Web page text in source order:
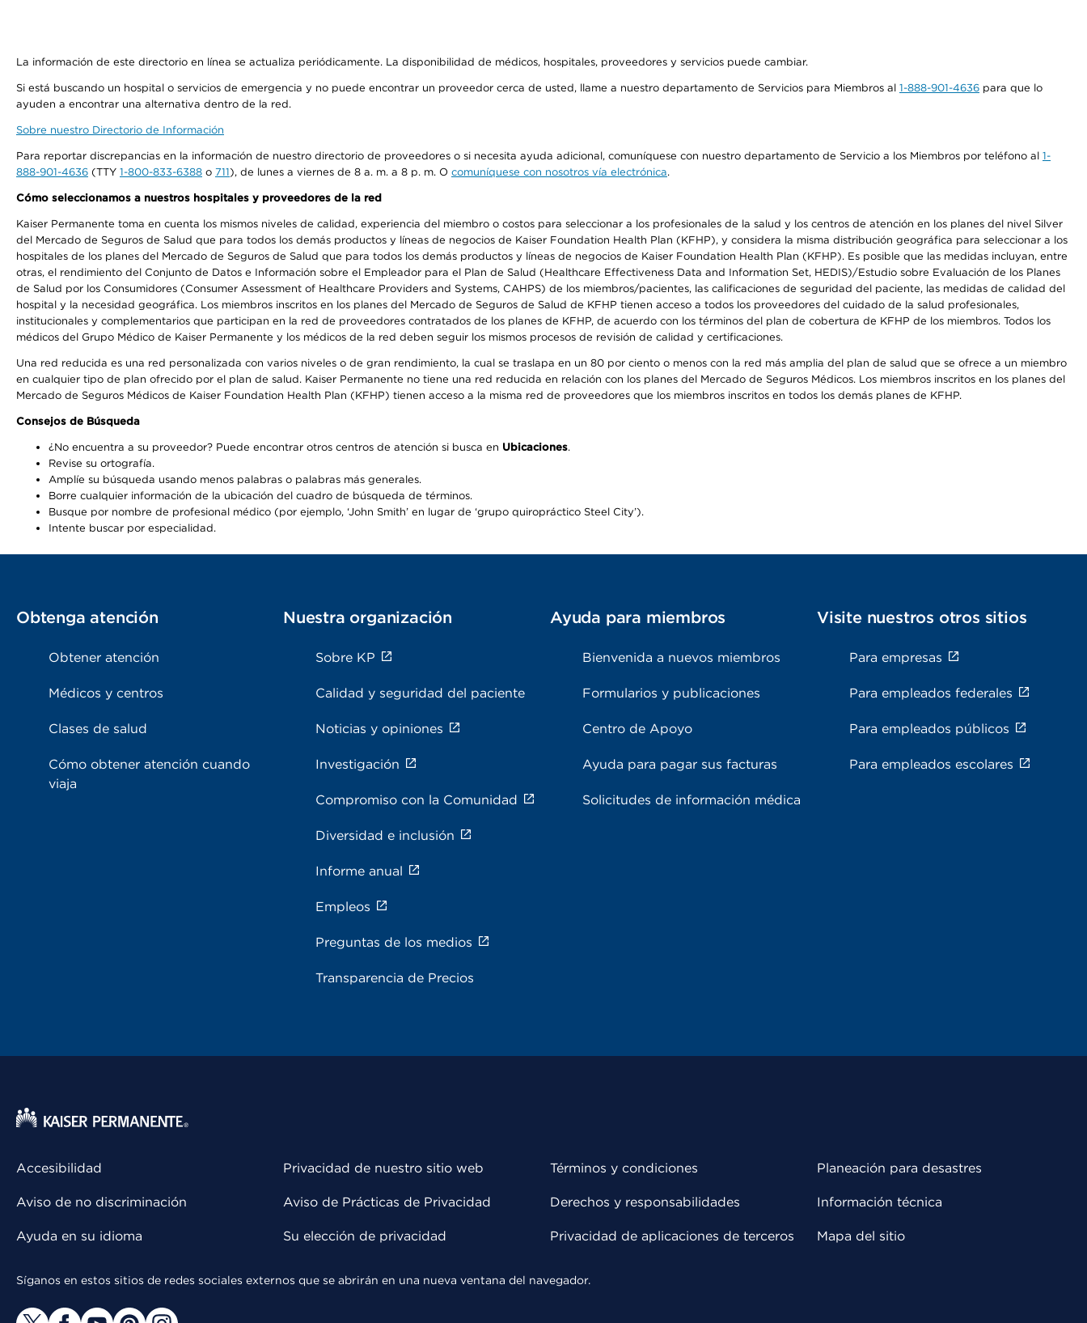
La información de este directorio en línea se actualiza periódicamente. La disponibilidad de médicos, hospitales, proveedores y servicios puede cambiar.
Si está buscando un hospital o servicios de emergencia y no puede encontrar un proveedor cerca de usted, llame a nuestro departamento de Servicios para Miembros al 1-888-901-4636 para que lo
ayuden a encontrar una alternativa dentro de la red.
Sobre nuestro Directorio de Información
Para reportar discrepancias en la información de nuestro directorio de proveedores o si necesita ayuda adicional, comuníquese con nuestro departamento de Servicio a los Miembros por teléfono al 1-
888-901-4636 (TTY 1-800-833-6388 o 711), de lunes a viernes de 8 a. m. a 8 p. m. O comuníquese con nosotros vía electrónica.
Cómo seleccionamos a nuestros hospitales y proveedores de la red
Kaiser Permanente toma en cuenta los mismos niveles de calidad, experiencia del miembro o costos para seleccionar a los profesionales de la salud y los centros de atención en los planes del nivel Silver
del Mercado de Seguros de Salud que para todos los demás productos y líneas de negocios de Kaiser Foundation Health Plan (KFHP), y considera la misma distribución geográfica para seleccionar a los
hospitales de los planes del Mercado de Seguros de Salud que para todos los demás productos y líneas de negocios de Kaiser Foundation Health Plan (KFHP). Es posible que las medidas incluyan, entre
otras, el rendimiento del Conjunto de Datos e Información sobre el Empleador para el Plan de Salud (Healthcare Effectiveness Data and Information Set, HEDIS)/Estudio sobre Evaluación de los Planes
de Salud por los Consumidores (Consumer Assessment of Healthcare Providers and Systems, CAHPS) de los miembros/pacientes, las calificaciones de seguridad del paciente, las medidas de calidad del
hospital y la necesidad geográfica. Los miembros inscritos en los planes del Mercado de Seguros de Salud de KFHP tienen acceso a todos los proveedores del cuidado de la salud profesionales,
institucionales y complementarios que participan en la red de proveedores contratados de los planes de KFHP, de acuerdo con los términos del plan de cobertura de KFHP de los miembros. Todos los
médicos del Grupo Médico de Kaiser Permanente y los médicos de la red deben seguir los mismos procesos de revisión de calidad y certificaciones.
Una red reducida es una red personalizada con varios niveles o de gran rendimiento, la cual se traslapa en un 80 por ciento o menos con la red más amplia del plan de salud que se ofrece a un miembro
en cualquier tipo de plan ofrecido por el plan de salud. Kaiser Permanente no tiene una red reducida en relación con los planes del Mercado de Seguros Médicos. Los miembros inscritos en los planes del
Mercado de Seguros Médicos de Kaiser Foundation Health Plan (KFHP) tienen acceso a la misma red de proveedores que los miembros inscritos en todos los demás planes de KFHP.
Consejos de Búsqueda
¿No encuentra a su proveedor? Puede encontrar otros centros de atención si busca en Ubicaciones.
Revise su ortografía.
Amplíe su búsqueda usando menos palabras o palabras más generales.
Borre cualquier información de la ubicación del cuadro de búsqueda de términos.
Busque por nombre de profesional médico (por ejemplo, ‘John Smith’ en lugar de ‘grupo quiropráctico Steel City’).
Intente buscar por especialidad.
Obtenga atención
Obtener atención
Médicos y centros
Clases de salud
Cómo obtener atención cuando
viaja
Nuestra organización
Sobre KP
Calidad y seguridad del paciente
Noticias y opiniones
Investigación
Compromiso con la Comunidad
Diversidad e inclusión
Informe anual
Empleos
Preguntas de los medios
Transparencia de Precios
Ayuda para miembros
Bienvenida a nuevos miembros
Formularios y publicaciones
Centro de Apoyo
Ayuda para pagar sus facturas
Solicitudes de información médica
Visite nuestros otros sitios
Para empresas
Para empleados federales
Para empleados públicos
Para empleados escolares
Accesibilidad
Aviso de no discriminación
Ayuda en su idioma
Privacidad de nuestro sitio web
Aviso de Prácticas de Privacidad
Su elección de privacidad
Términos y condiciones
Derechos y responsabilidades
Privacidad de aplicaciones de terceros
Planeación para desastres
Información técnica
Mapa del sitio
Síganos en estos sitios de redes sociales externos que se abrirán en una nueva ventana del navegador.